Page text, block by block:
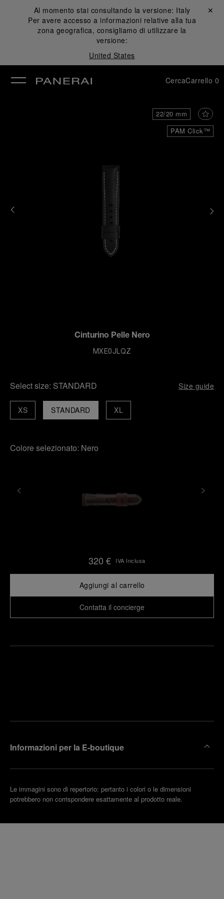
Al momento stai consultando la versione: Italy
Per avere accesso a informazioni relative alla tua
zona geografica, consigliamo di utilizzare la
versione:
United States
Chiudi ✕
CercaCarrello 0
PAM Click™
22/20 mm
Cinturino Pelle Nero
MXE0JLQZ
Select size: STANDARD Size guide
STANDARD
XS XL
Colore selezionato: Nero
320 € IVA Inclusa
Aggiungi al carrello
Contatta il concierge
Informazioni per la E-boutique
Le immagini sono di repertorio: pertanto i colori o le dimensioni
potrebbero non corrispondere esattamente al prodotto reale.